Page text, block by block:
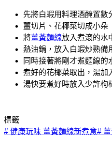
先將白蝦用料理酒醃置數
薑切片、花椰菜切成小朵
將薑黃麵線放入煮滾的水
熱油鍋，放入白蝦炒熟備
同時接著將剛才煮麵線的
煮好的花椰菜取出，湯加
湯快要煮好時放入少許枸
標籤
# 健康玩味 薑黃麵線新煮意#